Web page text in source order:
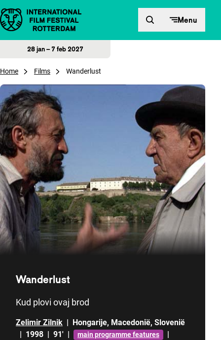
Direct naar inhoud Menu
28 jan – 7 feb 2027
Home Films Wanderlust
Wanderlust
Kud plovi ovaj brod
Zelimir Zilnik Hongarije, Macedonië, Slovenië
1998 91' main programme features